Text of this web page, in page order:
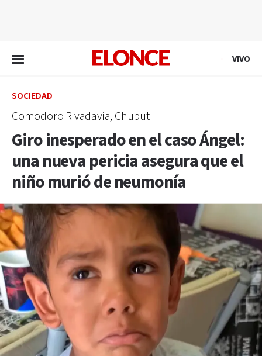
VIVO
SOCIEDAD
Comodoro Rivadavia, Chubut
Giro inesperado en el caso Ángel:
una nueva pericia asegura que el
niño murió de neumonía